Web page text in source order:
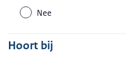
Nee
Hoort bij